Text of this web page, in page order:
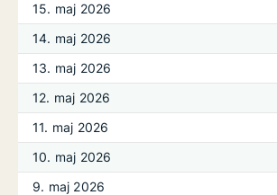
15. maj 2026
14. maj 2026
13. maj 2026
12. maj 2026
11. maj 2026
10. maj 2026
9. maj 2026